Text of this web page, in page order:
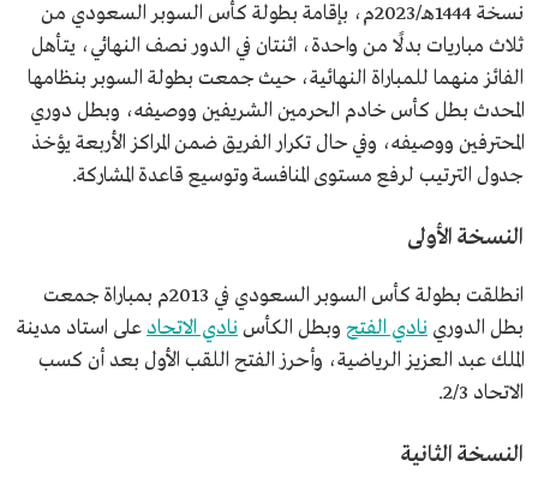
نسخة 1444هـ/2023م، بإقامة بطولة كأس السوبر السعودي من
ثلاث مباريات بدلًا من واحدة، اثنتان في الدور نصف النهائي، يتأهل
الفائز منهما للمباراة النهائية، حيث جمعت بطولة السوبر بنظامها
المحدث بطل كأس خادم الحرمين الشريفين ووصيفه، وبطل دوري
المحترفين ووصيفه، وفي حال تكرار الفريق ضمن المراكز الأربعة يؤخذ
جدول الترتيب لرفع مستوى المنافسة وتوسيع قاعدة المشاركة.
النسخة الأولى
انطلقت بطولة كأس السوبر السعودي في 2013م بمباراة جمعت
بطل الدوري نادي الفتح وبطل الكأس نادي الاتحاد على استاد مدينة
الملك عبد العزيز الرياضية، وأحرز الفتح اللقب الأول بعد أن كسب
الاتحاد 2/3.
النسخة الثانية